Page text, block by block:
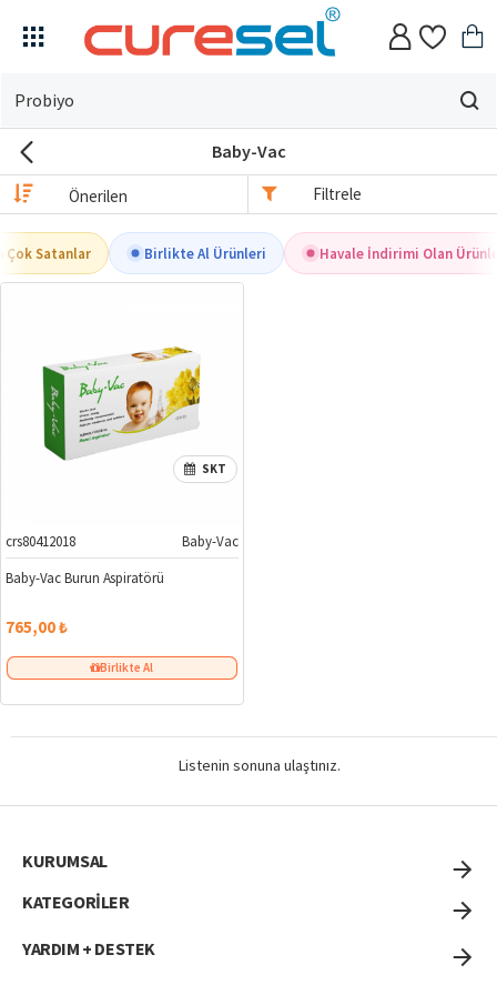
Evin
için
arıyorsun?
Baby-Vac
Filtrele
Çok Satanlar Birlikte Al Ürünleri Havale İndirimi Olan
SKT
crs80412018
Baby-Vac
Baby-Vac Burun Aspiratörü
765,00 ₺
Birlikte Al
Listenin sonuna ulaştınız.
KURUMSAL
KATEGORİLER
YARDIM + DESTEK